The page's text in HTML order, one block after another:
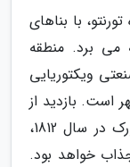
با بناهای
می برد. منطقه
ویکتوریایی
است. بازدید از
فورت یورک، محل وقوع نبرد یورک در سال 1812،
جذاب خواهد بود.